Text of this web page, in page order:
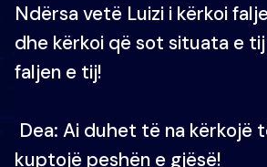
Ndërsa vetë Luizi i kërkoi
dhe kërkoi që sot situata e
faljen e tij!
Dea: Ai duhet të na kërkojë
kuptojë peshën e gjësë!